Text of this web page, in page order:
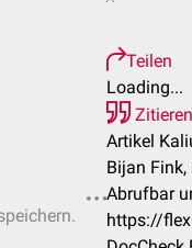
Teilen
Loading...
Zitieren
Artikel
Bijan Fink,
Abrufbar
https://